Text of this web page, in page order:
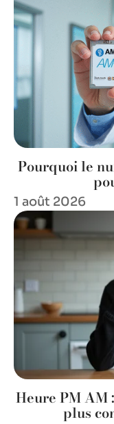
Pourquoi le
1 août 2026
Heure PM AM
plus